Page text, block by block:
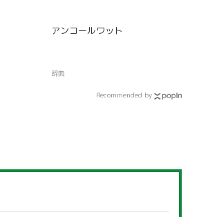
アンコールワット
辞典
Recommended by